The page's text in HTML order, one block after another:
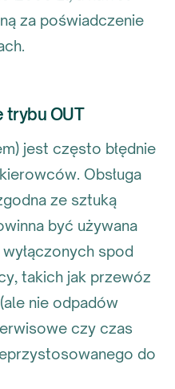
za poświadczenie
trybu OUT
jest często błędnie
Obsługa
ze sztuką
być używana
spod
takich jak przewóz
nie odpadów
czy czas
do